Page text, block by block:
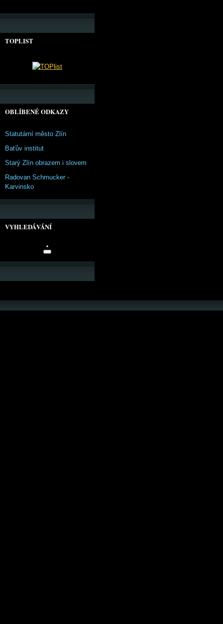
TOPLIST
OBLÍBENÉ ODKAZY
Statutární město Zlín
Baťův institut
Starý Zlín obrazem i slovem
Radovan Schmucker -
Karvinsko
VYHLEDÁVÁNÍ